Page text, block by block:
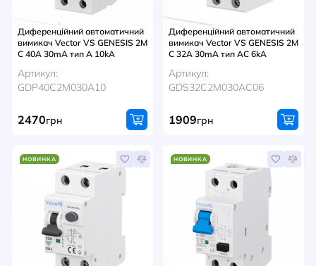
Диференційний автоматичний
вимикач Vector VS GENESIS 2M
C 40A 30mA тип A 10kA
Артикул:
GDP40C2M030A10
2470грн
Диференційний автоматичний
вимикач Vector VS GENESIS 2M
C 32A 30mA тип AC 6kA
Артикул:
GDS32C2M030AC06
1909грн
НОВИНКА НОВИНКА